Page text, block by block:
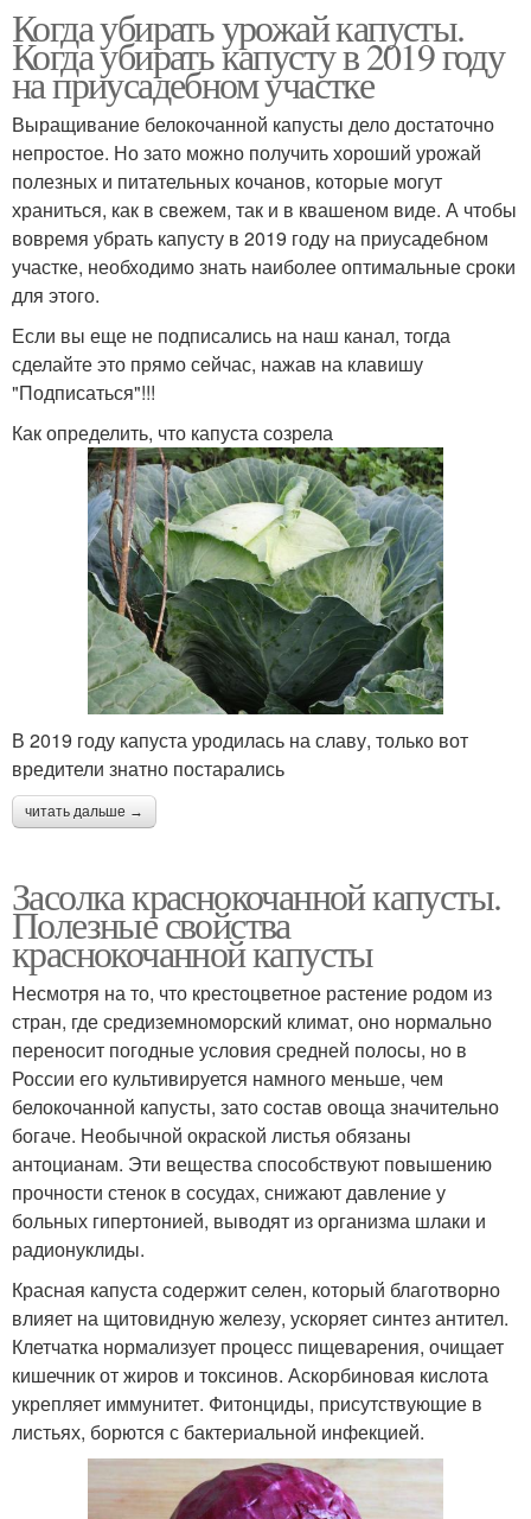
Когда убирать урожай капусты.
Когда убирать капусту в 2019 году
на приусадебном участке
Выращивание белокочанной капусты дело достаточно
непростое. Но зато можно получить хороший урожай
полезных и питательных кочанов, которые могут
храниться, как в свежем, так и в квашеном виде. А чтобы
вовремя убрать капусту в 2019 году на приусадебном
участке, необходимо знать наиболее оптимальные сроки
для этого.
Если вы еще не подписались на наш канал, тогда
сделайте это прямо сейчас, нажав на клавишу
"Подписаться"!!!
Как определить, что капуста созрела
В 2019 году капуста уродилась на славу, только вот
вредители знатно постарались
читать дальше →
Засолка краснокочанной капусты.
Полезные свойства
краснокочанной капусты
Несмотря на то, что крестоцветное растение родом из
стран, где средиземноморский климат, оно нормально
переносит погодные условия средней полосы, но в
России его культивируется намного меньше, чем
белокочанной капусты, зато состав овоща значительно
богаче. Необычной окраской листья обязаны
антоцианам. Эти вещества способствуют повышению
прочности стенок в сосудах, снижают давление у
больных гипертонией, выводят из организма шлаки и
радионуклиды.
Красная капуста содержит селен, который благотворно
влияет на щитовидную железу, ускоряет синтез антител.
Клетчатка нормализует процесс пищеварения, очищает
кишечник от жиров и токсинов. Аскорбиновая кислота
укрепляет иммунитет. Фитонциды, присутствующие в
листьях, борются с бактериальной инфекцией.